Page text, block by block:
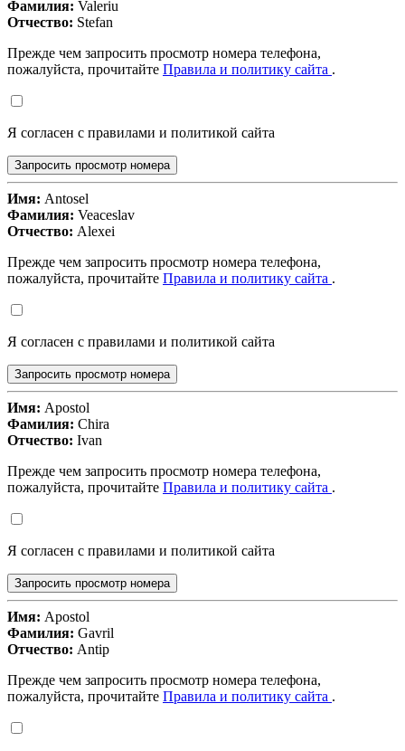
Фамилия: Valeriu
Отчество: Stefan
Прежде чем запросить просмотр номера телефона,
пожалуйста, прочитайте Правила и политику сайта .
Я согласен с правилами и политикой сайта
Запросить просмотр номера
Имя: Antosel
Фамилия: Veaceslav
Отчество: Alexei
Прежде чем запросить просмотр номера телефона,
пожалуйста, прочитайте Правила и политику сайта .
Я согласен с правилами и политикой сайта
Запросить просмотр номера
Имя: Apostol
Фамилия: Chira
Отчество: Ivan
Прежде чем запросить просмотр номера телефона,
пожалуйста, прочитайте Правила и политику сайта .
Я согласен с правилами и политикой сайта
Запросить просмотр номера
Имя: Apostol
Фамилия: Gavril
Отчество: Antip
Прежде чем запросить просмотр номера телефона,
пожалуйста, прочитайте Правила и политику сайта .